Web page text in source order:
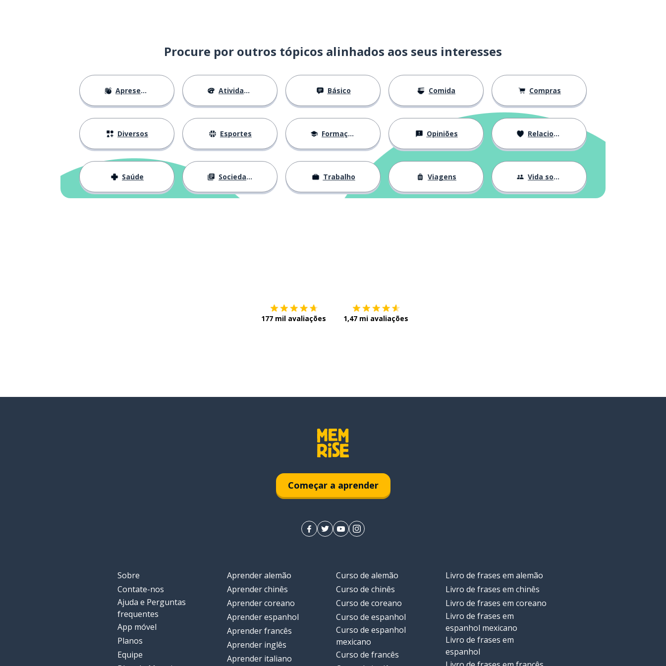
Procure por outros tópicos alinhados aos seus interesses
Apresentações Atividades Básico Comida Compras
Diversos Esportes Formação Opiniões Relacionamentos
Saúde Sociedade Trabalho Viagens Vida social
177 mil avaliações 1,47 mi avaliações
Começar a aprender
Sobre
Contate-nos
Ajuda e Perguntas
frequentes
App móvel
Planos
Equipe
Aprender alemão
Aprender chinês
Aprender coreano
Aprender espanhol
Aprender francês
Aprender inglês
Aprender italiano
Curso de alemão
Curso de chinês
Curso de coreano
Curso de espanhol
Curso de espanhol
mexicano
Curso de francês
Livro de frases em alemão
Livro de frases em chinês
Livro de frases em coreano
Livro de frases em
espanhol mexicano
Livro de frases em
espanhol